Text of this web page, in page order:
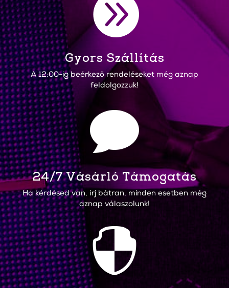

Gyors Szállítás
A 12:00-ig beérkező rendeléseket még aznap
feldolgozzuk!

24/7 Vásárló Támogatás
Ha kérdésed van, írj bátran, minden esetben még
aznap válaszolunk!
